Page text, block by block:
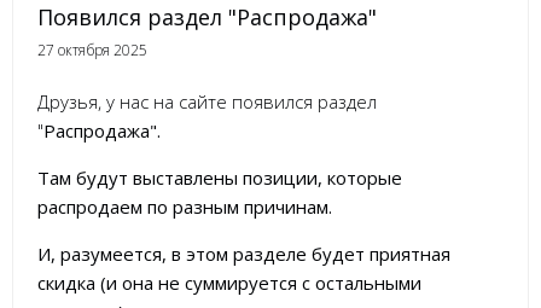
Появился раздел "Распродажа"
27 октября 2025
Друзья, у нас на сайте появился раздел
"Распродажа".
Там будут выставлены позиции, которые
распродаем по разным причинам.
И, разумеется, в этом разделе будет приятная
скидка (и она не суммируется с остальными